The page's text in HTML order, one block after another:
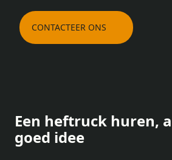
CONTACTEER ONS
Een heftruck huren,
goed idee